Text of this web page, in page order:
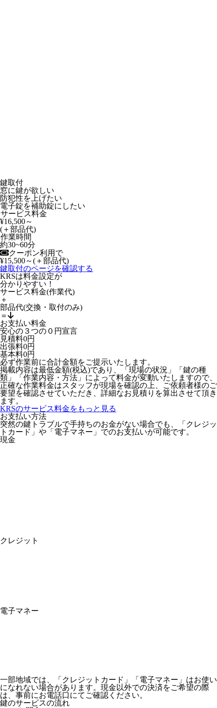
鍵取付
窓に鍵が欲しい
防犯性を上げたい
電子錠を補助錠にしたい
サービス料金
¥16,500～
(＋部品代)
作業時間
約30~60分
クーポン利用で
¥15,500～(＋部品代)
鍵取付のページを確認する
KRSは料金設定が
分かりやすい！
サービス料金(作業代)
＋
部品代(交換・取付のみ)
＝
お支払い料金
安心の ３つの０ 円宣言
見積料0円
出張料0円
基本料0円
必ず作業前に合計金額をご提示いたします。
掲載内容は最低金額(税込)であり、「現場の状況」「鍵の種
類」「作業内容・方法」によって料金が変動いたしますので、
正確な作業料金はスタッフが現場を確認の上、ご依頼者様のご
要望を確認させていただき、詳細なお見積りを算出させて頂き
ます。
KRSのサービス料金をもっと見る
お支払い方法
突然の鍵トラブルで手持ちのお金がない場合でも、「クレジッ
トカード」や「電子マネー」でのお支払いが可能です。
現金
クレジット
電子マネー
一部地域では、「クレジットカード」「電子マネー」はお使い
になれない場合があります。現金以外での決済をご希望の際
は、事前にお電話口にてご確認ください。
鍵のサービスの流れ